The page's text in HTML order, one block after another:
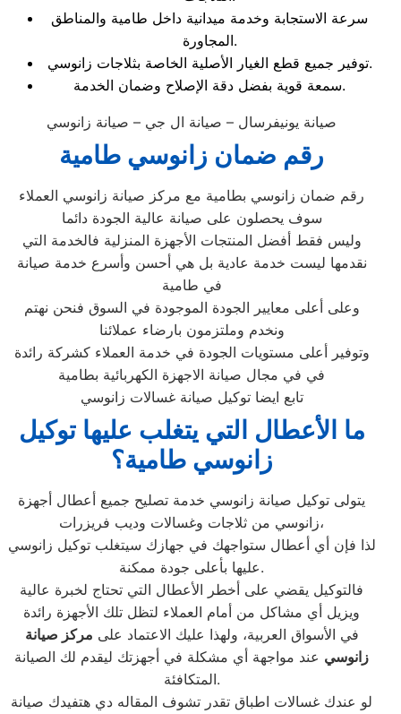
سرعة الاستجابة وخدمة ميدانية داخل طامية والمناطق
المجاورة.
توفير جميع قطع الغيار الأصلية الخاصة بثلاجات زانوسي.
سمعة قوية بفضل دقة الإصلاح وضمان الخدمة.
صيانة يونيفرسال – صيانة ال جي – صيانة زانوسي
رقم ضمان زانوسي طامية
رقم ضمان زانوسي بطامية مع مركز صيانة زانوسي العملاء
سوف يحصلون على صيانة عالية الجودة دائما
وليس فقط أفضل المنتجات الأجهزة المنزلية فالخدمة التي
نقدمها ليست خدمة عادية بل هي أحسن وأسرع خدمة صيانة
في طامية
وعلى أعلى معايير الجودة الموجودة في السوق فنحن نهتم
ونخدم وملتزمون بارضاء عملائنا
وتوفير أعلى مستويات الجودة في خدمة العملاء كشركة رائدة
في في مجال صيانة الاجهزة الكهربائية بطامية
تابع ايضا توكيل صيانة غسالات زانوسي
ما الأعطال التي يتغلب عليها توكيل
زانوسي طامية؟
يتولى توكيل صيانة زانوسي خدمة تصليح جميع أعطال أجهزة
زانوسي من ثلاجات وغسالات وديب فريزرات،
لذا فإن أي أعطال ستواجهك في جهازك سيتغلب توكيل زانوسي
عليها بأعلى جودة ممكنة.
فالتوكيل يقضي على أخطر الأعطال التي تحتاج لخبرة عالية
ويزيل أي مشاكل من أمام العملاء لتظل تلك الأجهزة رائدة
في الأسواق العربية، ولهذا عليك الاعتماد على مركز صيانة
زانوسي عند مواجهة أي مشكلة في أجهزتك ليقدم لك الصيانة
المتكافئة.
لو عندك غسالات اطباق تقدر تشوف المقاله دي هتفيدك صيانة